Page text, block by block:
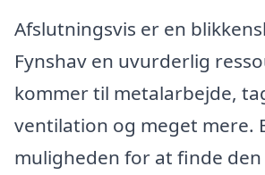
Afslutningsvis er en
Fynshav en uvurderlig
kommer til metalarbejde,
ventilation og meget mere.
muligheden for at finde